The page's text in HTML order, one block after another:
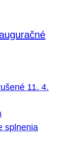
11. 4.
splnenia